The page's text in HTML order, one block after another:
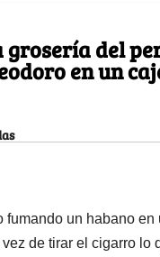
grosería del
en un
fumando un habano en
de tirar el cigarro lo